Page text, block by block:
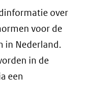
over
voor de
in Nederland.
in de
een